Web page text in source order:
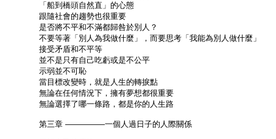
「船到橋頭自然直」的心態
跟隨社會的趨勢也很重要
是否將不平和不滿都歸咎於別人？
不要等著「別人為我做什麼」，而要思考「我能為別人做什麼」
接受矛盾和不平等
並不是只有自己吃虧或是不公平
示弱並不可恥
當目標改變時，就是人生的轉捩點
無論在任何情況下，擁有夢想都很重要
無論選擇了哪一條路，都是你的人生路
第三章 —————一個人過日子的人際關係